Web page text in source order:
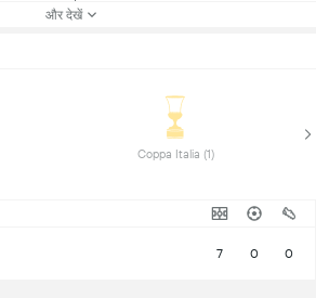
और देखें
Coppa Italia (1)
7 0 0